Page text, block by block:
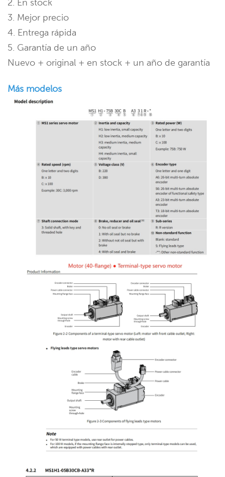
2. En stock
3. Mejor precio
4. Entrega rápida
5. Garantía de un año
Nuevo + original + en stock + un año de garantía
Más modelos